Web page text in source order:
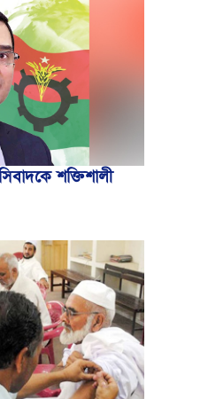
শক্তিশালী